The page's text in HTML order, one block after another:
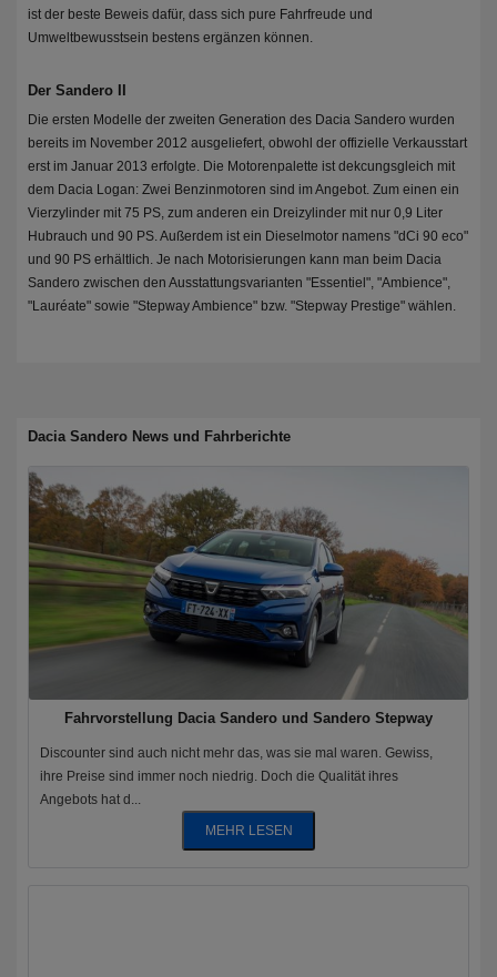
ist der beste Beweis dafür, dass sich pure Fahrfreude und
Umweltbewusstsein bestens ergänzen können.
Der Sandero II
Die ersten Modelle der zweiten Generation des Dacia Sandero wurden
bereits im November 2012 ausgeliefert, obwohl der offizielle Verkausstart
erst im Januar 2013 erfolgte. Die Motorenpalette ist dekcungsgleich mit
dem Dacia Logan: Zwei Benzinmotoren sind im Angebot. Zum einen ein
Vierzylinder mit 75 PS, zum anderen ein Dreizylinder mit nur 0,9 Liter
Hubrauch und 90 PS. Außerdem ist ein Dieselmotor namens "dCi 90 eco"
und 90 PS erhältlich. Je nach Motorisierungen kann man beim Dacia
Sandero zwischen den Ausstattungsvarianten "Essentiel", "Ambience",
"Lauréate" sowie "Stepway Ambience" bzw. "Stepway Prestige" wählen.
Dacia Sandero News und Fahrberichte
Fahrvorstellung Dacia Sandero und Sandero Stepway
Discounter sind auch nicht mehr das, was sie mal waren. Gewiss,
ihre Preise sind immer noch niedrig. Doch die Qualität ihres
Angebots hat d...
MEHR LESEN